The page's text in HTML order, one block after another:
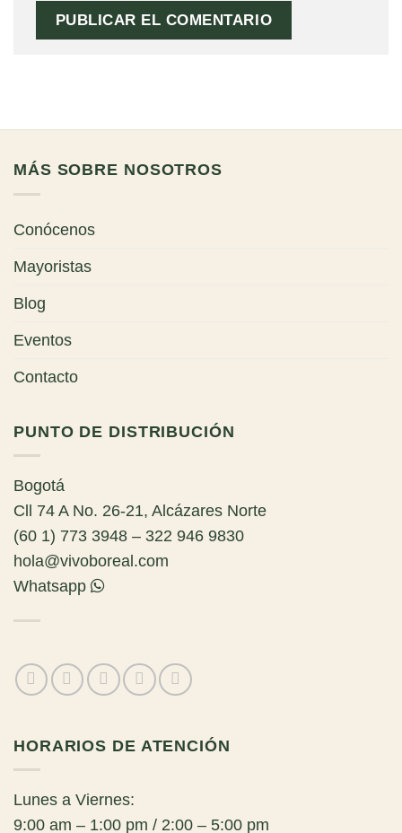
MÁS SOBRE NOSOTROS
Conócenos
Mayoristas
Blog
Eventos
Contacto
PUNTO DE DISTRIBUCIÓN
Bogotá
Cll 74 A No. 26-21, Alcázares Norte
(60 1) 773 3948 – 322 946 9830
hola@vivoboreal.com
Whatsapp
HORARIOS DE ATENCIÓN
Lunes a Viernes:
9:00 am – 1:00 pm / 2:00 – 5:00 pm